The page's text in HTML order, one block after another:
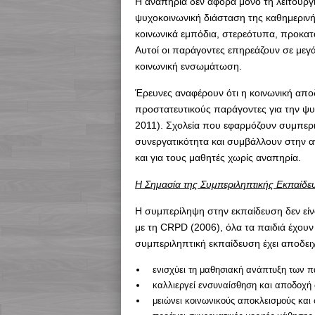
ψυχοκοινωνική διάσταση της
κοινωνικά εμπόδια, στερεότυπα,
Αυτοί οι παράγοντες επηρεάζουν σε
κοινωνική ενσωμάτωση.
Έρευνες αναφέρουν ότι η κοινωνική
προστατευτικούς παράγοντες για την
2011). Σχολεία που εφαρμόζουν
συνεργατικότητα και συμβάλλουν στην
και για τους μαθητές χωρίς αναπηρία.
Η Σημασία της Συμπεριληπτικής
Η συμπερίληψη στην εκπαίδευση δεν
με τη CRPD (2006), όλα τα παιδιά
συμπεριληπτική εκπαίδευση έχει
ενισχύει τη μαθησιακή ανάπτυξη των
καλλιεργεί ενσυναίσθηση και
μειώνει κοινωνικούς αποκλεισμούς